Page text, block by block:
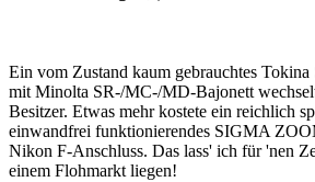
Ein vom Zustand kaum gebrauchtes
mit Minolta SR-/MC-/MD-Bajonett
Besitzer. Etwas mehr kostete ein reichlich
einwandfrei funktionierendes SIGMA
Nikon F-Anschluss. Das lass' ich für 'nen
einem Flohmarkt liegen!